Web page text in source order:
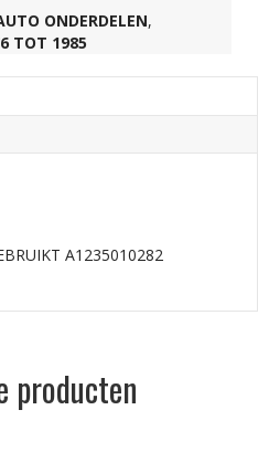
ONDERDELEN,
TOT 1985
A1235010282
producten